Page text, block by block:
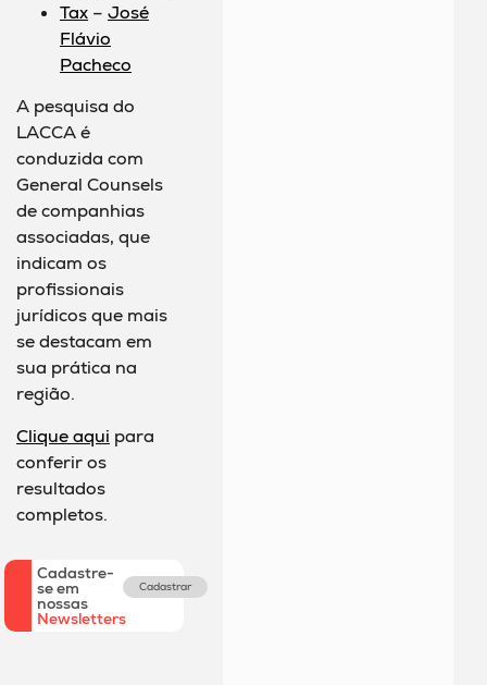
Tax – José
Flávio
Pacheco
A pesquisa do
LACCA é
conduzida com
General Counsels
de companhias
associadas, que
indicam os
profissionais
jurídicos que mais
se destacam em
sua prática na
região.
Clique aqui para
conferir os
resultados
completos.
Cadastre-
se em
nossas
Newsletters
Cadastrar